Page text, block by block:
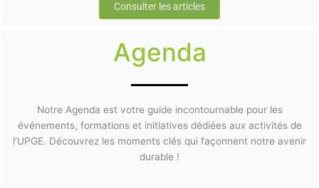
Consulter les articles
Agenda
Notre Agenda est votre guide incontournable pour les
événements, formations et initiatives dédiées aux activités de
l’UPGE. Découvrez les moments clés qui façonnent notre avenir
durable !